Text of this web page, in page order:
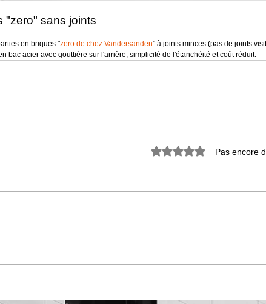
"zero" sans joints
en briques "zero de chez Vandersanden" à joints minces (pas de joints
bac acier avec gouttière sur l'arrière, simplicité de l'étanchéité et coût réduit.
Noté 0 étoile sur 5. Pas encore